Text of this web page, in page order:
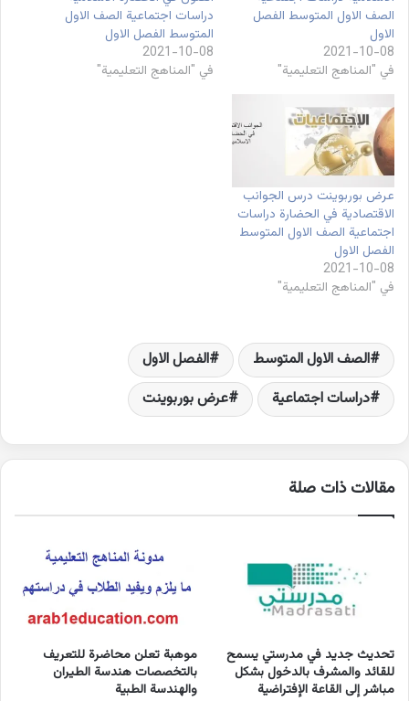
الصف الاول المتوسط الفصل
الاول
2021-10-08
في "المناهج التعليمية"
دراسات اجتماعية الصف الاول
المتوسط الفصل الاول
2021-10-08
في "المناهج التعليمية"
عرض بوربوينت درس الجوانب
الاقتصادية في الحضارة دراسات
اجتماعية الصف الاول المتوسط
الفصل الاول
2021-10-08
في "المناهج التعليمية"
الصف الاول المتوسط
الفصل الاول
دراسات اجتماعية
عرض بوربوينت
مقالات ذات صلة
تحديث جديد في مدرستي يسمح
للقائد والمشرف بالدخول بشكل
مباشر إلى القاعة الإفتراضية
موهبة تعلن محاضرة للتعريف
بالتخصصات هندسة الطيران
والهندسة الطبية